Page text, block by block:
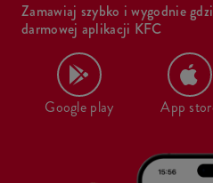
Zamawiaj szybko i wygodnie
darmowej aplikacji KFC
Google play App